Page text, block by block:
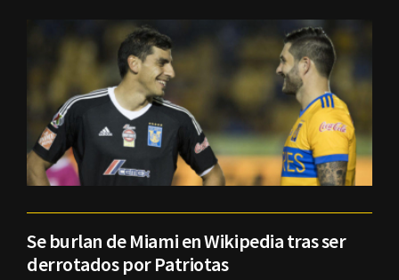
Se burlan de Miami en Wikipedia tras ser
derrotados por Patriotas